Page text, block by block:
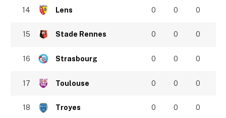
14 Lens 0 0 0
15 Stade Rennes 0 0 0
16 Strasbourg 0 0 0
17 Toulouse 0 0 0
18 Troyes 0 0 0